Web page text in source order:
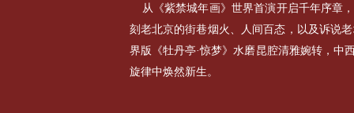
从《紫禁城年画》世界首演开启千年序章
刻老北京的街巷烟火、人间百态，以及诉说
界版《牡丹亭·惊梦》水磨昆腔清雅婉转，中
旋律中焕然新生。